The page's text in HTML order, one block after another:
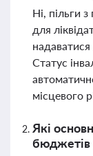
Ні, пільги
для
Статус
місцевого
Які
бюджетів